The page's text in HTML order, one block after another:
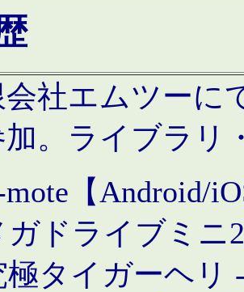
社エムツーに
。ライブラリ
mote【Android/
ガドライブミニ
極タイガーヘリ